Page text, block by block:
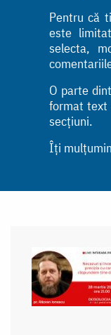
Pentru că
este
selecta,
O parte
format text
secțiuni.
Îți